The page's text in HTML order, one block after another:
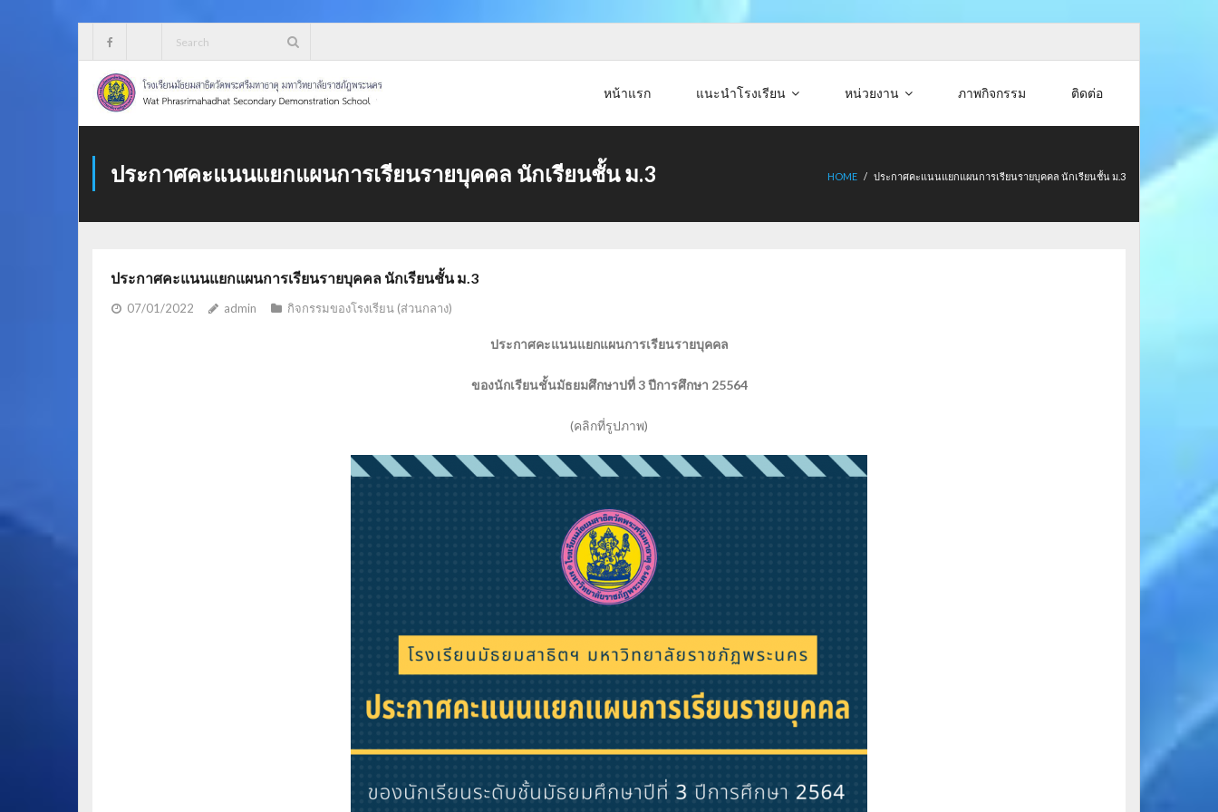
content
หน้าแรก
แนะนำโรงเรียน หน่วยงาน ภาพกิจกรรม ติดต่อ
HOME / ประกาศคะแนนแยกแผนการเรียนรายบุคคล นักเรียนชั้น ม.3
ประกาศคะแนนแยกแผนการเรียนรายบุคคล นักเรียนชั้น ม.3
ประกาศคะแนนแยกแผนการเรียนรายบุคคล นักเรียนชั้น ม.3
07/01/2022 admin กิจกรรมของโรงเรียน (ส่วนกลาง)
ประกาศคะแนนแยกแผนการเรียนรายบุคคล
ของนักเรียนชั้นมัธยมศึกษาปที่ 3 ปีการศึกษา 25564
(คลิกที่รูปภาพ)